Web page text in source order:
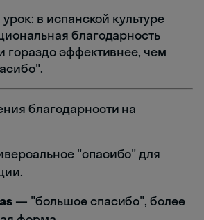
в испанской культуре
благодарность
гораздо эффективнее, чем
благодарности на
"спасибо" для
— "большое спасибо", более